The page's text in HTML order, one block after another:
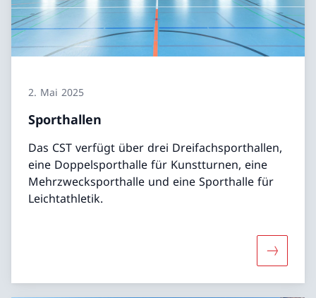
2. Mai 2025
Sporthallen
Das CST verfügt über drei Dreifachsporthallen,
eine Doppelsporthalle für Kunstturnen, eine
Mehrzwecksporthalle und eine Sporthalle für
Leichtathletik.
Mehr